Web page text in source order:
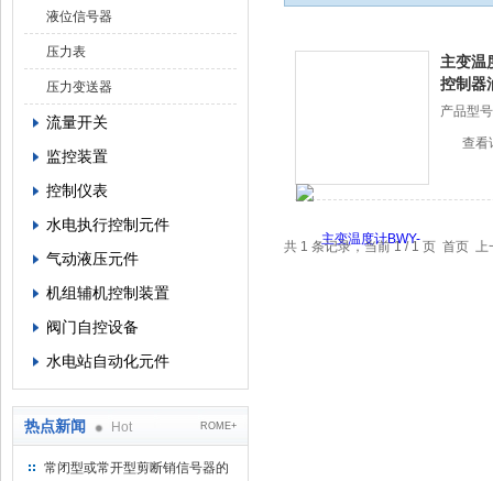
液位信号器
压力表
压力变送器
流量开关
监控装置
控制仪表
水电执行控制元件
气动液压元件
机组辅机控制装置
阀门自控设备
水电站自动化元件
热点新闻 Hot ROME+
常闭型或常开型剪断销信号器的
主变温
控制器
产品型
查看
共 1 条记录，当前 1 / 1 页 首页